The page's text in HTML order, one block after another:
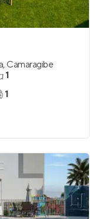
, Camaragibe
1
1